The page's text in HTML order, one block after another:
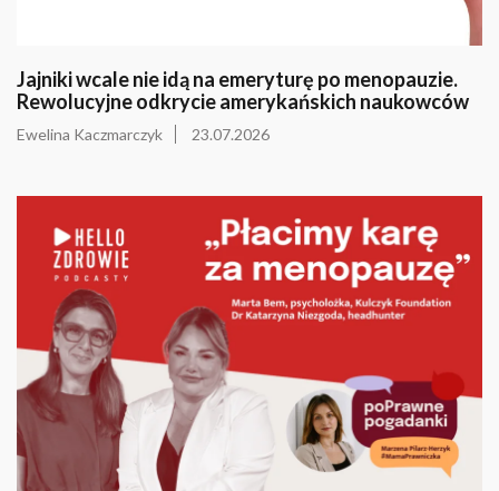
Jajniki wcale nie idą na emeryturę po menopauzie.
Rewolucyjne odkrycie amerykańskich naukowców
Ewelina Kaczmarczyk 23.07.2026